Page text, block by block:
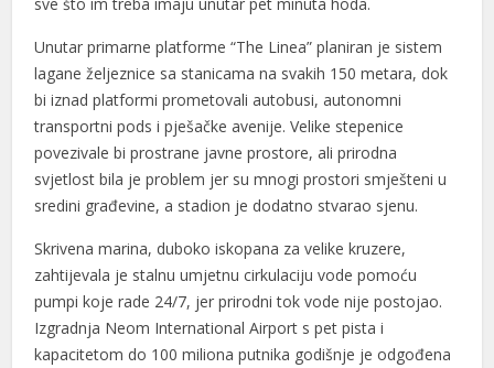
Unutar primarne platforme “The Linea” planiran je sistem
lagane željeznice sa stanicama na svakih 150 metara, dok
bi iznad platformi prometovali autobusi, autonomni
transportni pods i pješačke avenije. Velike stepenice
povezivale bi prostrane javne prostore, ali prirodna
svjetlost bila je problem jer su mnogi prostori smješteni u
sredini građevine, a stadion je dodatno stvarao sjenu.
Skrivena marina, duboko iskopana za velike kruzere,
zahtijevala je stalnu umjetnu cirkulaciju vode pomoću
pumpi koje rade 24/7, jer prirodni tok vode nije postojao.
Izgradnja Neom International Airport s pet pista i
kapacitetom do 100 miliona putnika godišnje je odgođena